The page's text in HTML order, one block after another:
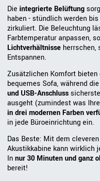
Die integrierte Belüftung
haben - stündlich werden
zirkuliert. Die Beleuchtung
Farbtemperatur anpassen,
Lichtverhältnisse herrschen,
Entspannen.
Zusätzlichen Komfort
bequemes Sofa, während
und USB-Anschluss
ausgeht (zumindest was
in drei modernen Farben
in jede Büroeinrichtung ein.
Das Beste: Mit dem
Akustikkabine kann wirklich
Innur 30 Minuten und ganz
bereit!